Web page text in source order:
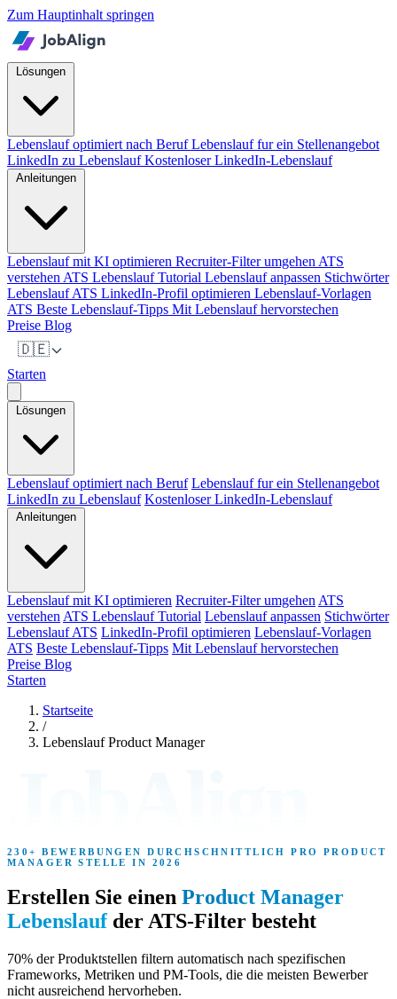
Zum Hauptinhalt springen
Lebenslauf optimiert nach BerufLebenslauf fur ein Stellenangebot
LinkedIn zu LebenslaufKostenloser LinkedIn-Lebenslauf
Lebenslauf mit KI optimieren Recruiter-Filter umgehen ATS
verstehen ATS Lebenslauf Tutorial Lebenslauf anpassen Stichwörter
Lebenslauf ATS LinkedIn-Profil optimieren Lebenslauf-Vorlagen
ATS Beste Lebenslauf-Tipps Mit Lebenslauf hervorstechen
Preise Blog
🇩🇪
Starten
Lebenslauf optimiert nach Beruf Lebenslauf fur ein Stellenangebot
LinkedIn zu Lebenslauf Kostenloser LinkedIn-Lebenslauf
Lebenslauf mit KI optimieren Recruiter-Filter umgehen ATS
verstehen ATS Lebenslauf Tutorial Lebenslauf anpassen Stichwörter
Lebenslauf ATS LinkedIn-Profil optimieren Lebenslauf-Vorlagen
ATS Beste Lebenslauf-Tipps Mit Lebenslauf hervorstechen
Preise Blog
Starten
Startseite
/
Lebenslauf Product Manager
230+ BEWERBUNGEN DURCHSCHNITTLICH PRO PRODUCT
MANAGER STELLE IN 2026
Erstellen Sie einen Product Manager
Lebenslauf der ATS-Filter besteht
70% der Produktstellen filtern automatisch nach spezifischen
Frameworks, Metriken und PM-Tools, die die meisten Bewerber
nicht ausreichend hervorheben.